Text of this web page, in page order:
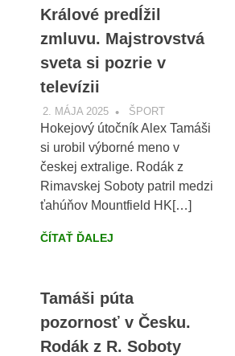
Králové predĺžil
zmluvu. Majstrovstvá
sveta si pozrie v
televízii
2. MÁJA 2025 VOBRAZE.SK
ŠPORT
Hokejový útočník Alex Tamáši
si urobil výborné meno v
českej extralige. Rodák z
Rimavskej Soboty patril medzi
ťahúňov Mountfield HK[…]
ČÍTAŤ ĎALEJ
Tamáši púta
pozornosť v Česku.
Rodák z R. Soboty